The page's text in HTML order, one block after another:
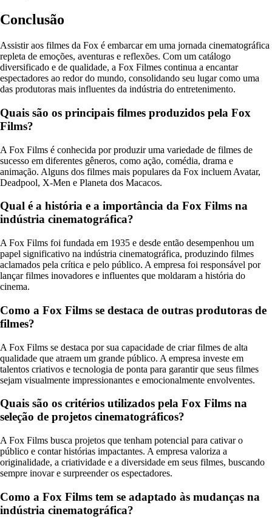
Conclusão
Assistir aos filmes da Fox é embarcar em uma jornada cinematográfica
repleta de emoções, aventuras e reflexões. Com um catálogo
diversificado e de qualidade, a Fox Filmes continua a encantar
espectadores ao redor do mundo, consolidando seu lugar como uma
das produtoras mais influentes da indústria do entretenimento.
Quais são os principais filmes produzidos pela Fox
Films?
A Fox Films é conhecida por produzir uma variedade de filmes de
sucesso em diferentes gêneros, como ação, comédia, drama e
animação. Alguns dos filmes mais populares da Fox incluem Avatar,
Deadpool, X-Men e Planeta dos Macacos.
Qual é a história e a importância da Fox Films na
indústria cinematográfica?
A Fox Films foi fundada em 1935 e desde então desempenhou um
papel significativo na indústria cinematográfica, produzindo filmes
aclamados pela crítica e pelo público. A empresa foi responsável por
lançar filmes inovadores e influentes que moldaram a história do
cinema.
Como a Fox Films se destaca de outras produtoras de
filmes?
A Fox Films se destaca por sua capacidade de criar filmes de alta
qualidade que atraem um grande público. A empresa investe em
talentos criativos e tecnologia de ponta para garantir que seus filmes
sejam visualmente impressionantes e emocionalmente envolventes.
Quais são os critérios utilizados pela Fox Films na
seleção de projetos cinematográficos?
A Fox Films busca projetos que tenham potencial para cativar o
público e contar histórias impactantes. A empresa valoriza a
originalidade, a criatividade e a diversidade em seus filmes, buscando
sempre inovar e surpreender os espectadores.
Como a Fox Films tem se adaptado às mudanças na
indústria cinematográfica?